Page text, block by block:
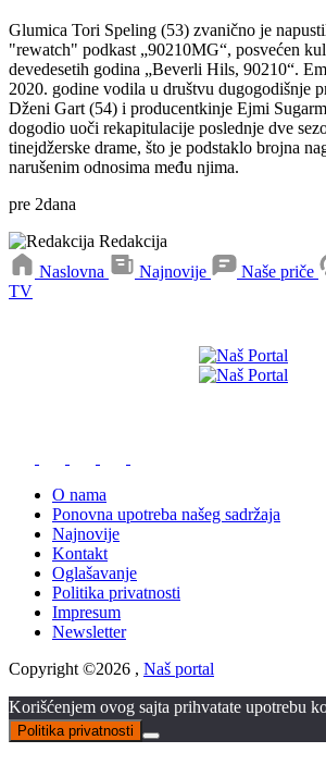
Glumica Tori Speling (53) zvanično je
"rewatch" podkast „90210MG“, posvećen
devedesetih godina „Beverli Hils, 90210“.
2020. godine vodila u društvu dugogodišnje
Dženi Gart (54) i producentkinje Ejmi
dogodio uoči rekapitulacije poslednje dve
tinejdžerske drame, što je podstaklo brojna
narušenim odnosima među njima.
pre 2dana
Redakcija
Naslovna
Najnovije Naše priče
TV
O nama
Ponovna upotreba našeg sadržaja
Najnovije
Kontakt
Oglašavanje
Politika privatnosti
Impresum
Newsletter
Copyright ©2026 , Naš portal
Korišćenjem ovog sajta prihvatate upotrebu
Politika privatnosti